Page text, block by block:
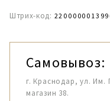
Штрих-код:
Самовывоз:
г. Краснодар, ул. Им.
магазин 38.